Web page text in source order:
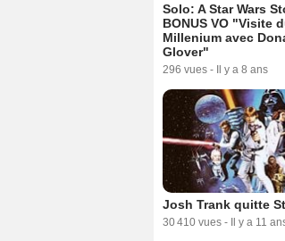
Solo: A Star Wars
BONUS VO "Visite
Millenium avec
Glover"
296 vues - Il y a 8 ans
Josh Trank quitte
30 410 vues - Il y a 11